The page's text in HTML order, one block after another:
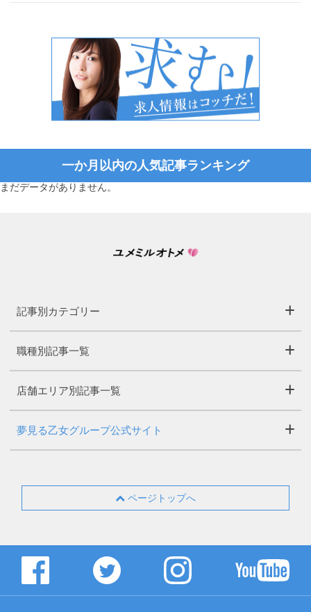
一か月以内の人気記事ランキング
まだデータがありません。
記事別カテゴリー
職種別記事一覧
店舗エリア別記事一覧
夢見る乙女グループ公式サイト
ページトップへ